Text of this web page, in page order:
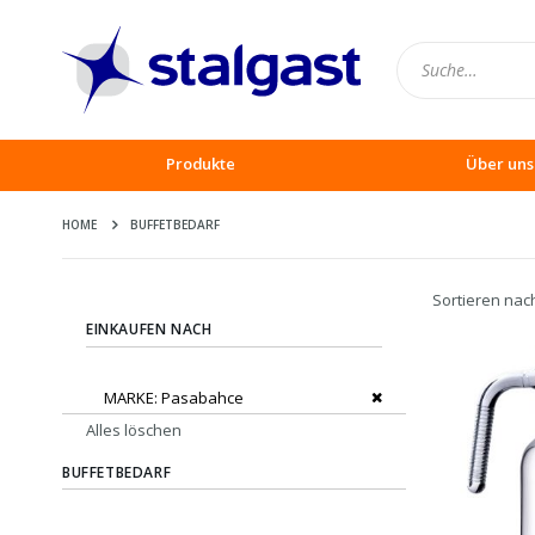
Produkte Über uns
HOME BUFFETBEDARF
Sortieren
EINKAUFEN NACH
MARKE Pasabahce
Dies entfernen
Alles löschen
BUFFETBEDARF